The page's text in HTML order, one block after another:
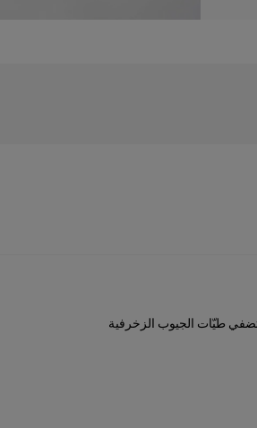
طيّات الجيوب الزخرفية